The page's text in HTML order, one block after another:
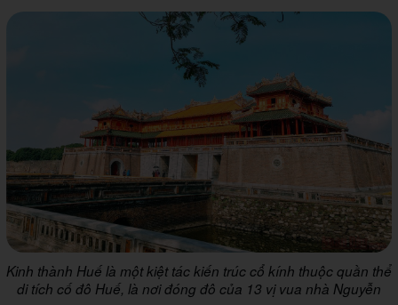
Kinh thành Huế là một kiệt tác kiến trúc cổ kính thuộc quần thể
di tích cố đô Huế, là nơi đóng đô của 13 vị vua nhà Nguyễn